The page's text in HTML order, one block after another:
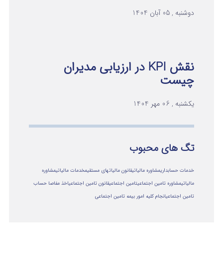
دوشنبه , 05 آبان 1404
نقش KPI در ارزیابی مدیران
چیست
یکشنبه , 06 مهر 1404
تگ های محبوب
خدمات حسابداریمشاوره مالیاتیقانون مالیاتهای مستقیمخدمات مالیاتیمشاوره
مالياتيمشاوره تامین اجتماعیتامین اجتماعیقانون تامین اجتماعیاخذ مفاصا حساب
تامین اجتماعیانجام کلیه امور بیمه تامین اجتماعی